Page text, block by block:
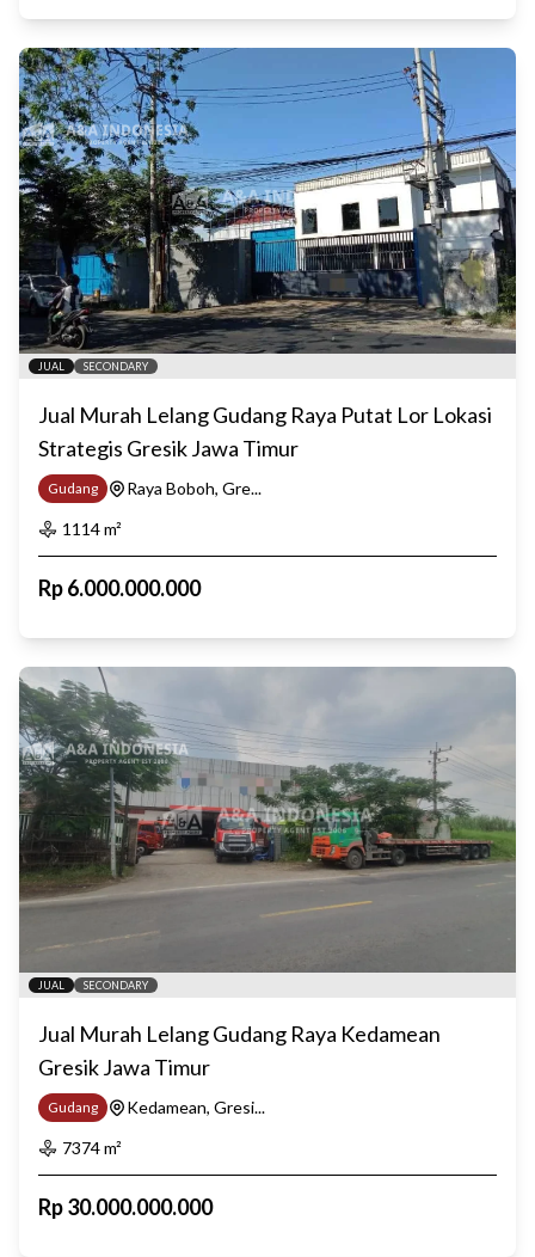
JUAL SECONDARY
Jual Murah Lelang Gudang Raya Putat Lor Lokasi
Strategis Gresik Jawa Timur
Gudang
Raya Boboh, Gre...
1114m²
Rp6.000.000.000
JUAL SECONDARY
Jual Murah Lelang Gudang Raya Kedamean
Gresik Jawa Timur
Gudang
Kedamean, Gresi...
7374m²
Rp30.000.000.000